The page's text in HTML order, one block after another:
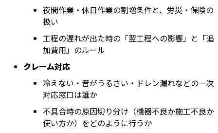
夜間作業・休日作業の割増条件と、労災・保険の
扱い
工程の遅れが出た時の「翌工程への影響」と「追
加費用」のルール
クレーム対応
冷えない・音がうるさい・ドレン漏れなどの一次
対応窓口は誰か
不具合時の原因切り分け（機器不良か施工不良か
使い方か）をどのように行うか